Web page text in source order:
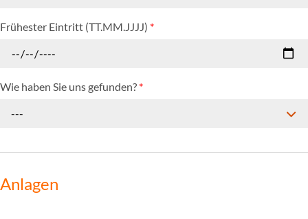
Frühester Eintritt (TT.MM.JJJJ) *
Wie haben Sie uns gefunden? *
---
Anlagen